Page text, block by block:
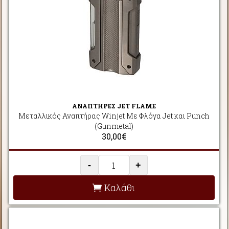
ΑΝΑΠΤΗΡΕΣ JET FLAME
Μεταλλικός Αναπτήρας Winjet Με Φλόγα Jet και Punch
(Gunmetal)
30,00€
- +
Καλάθι